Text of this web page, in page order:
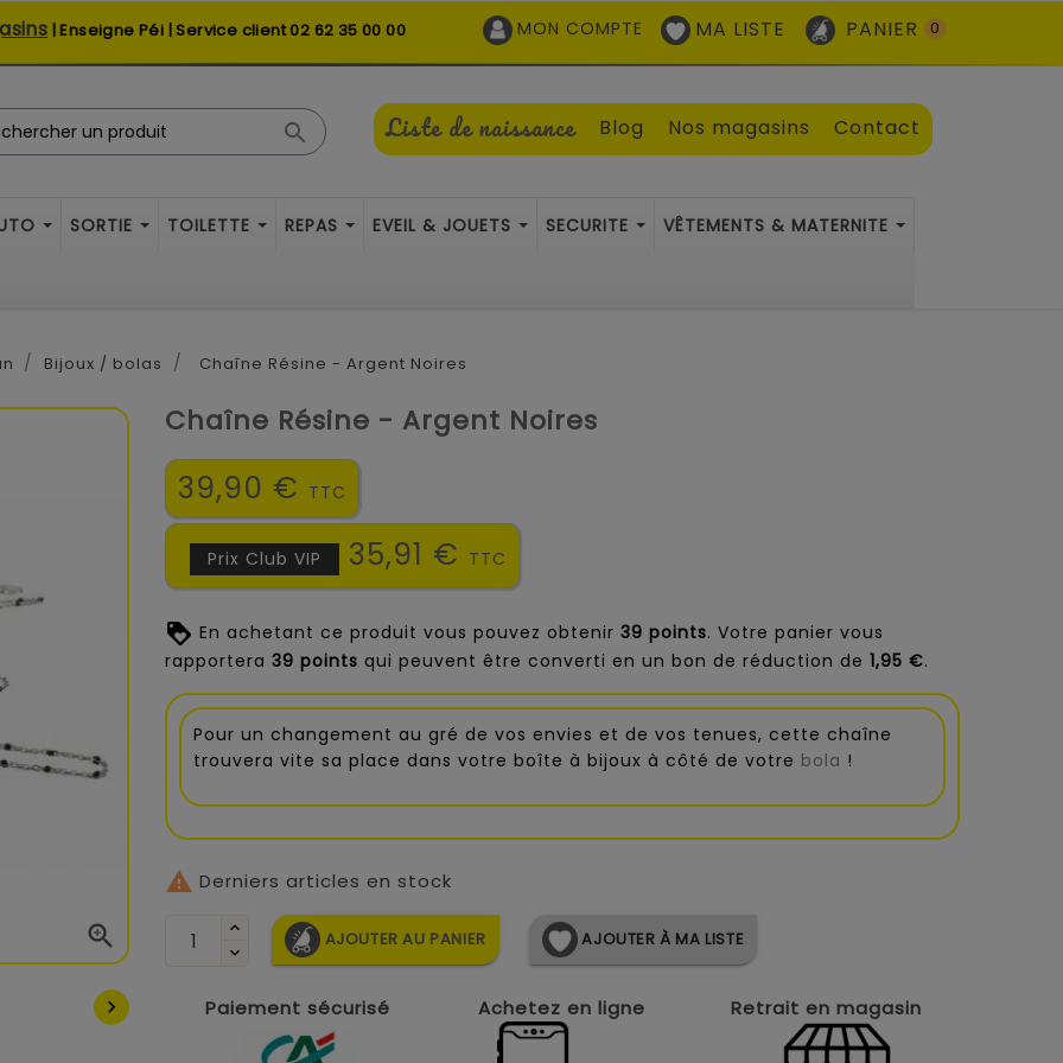
| Enseigne Péi | Service client02 62 35 00 00 MON COMPTE MA LISTE PANIER 0
Liste de naissance Blog Nos magasins Contact

SORTIE TOILETTE REPAS EVEIL & JOUETS SECURITE VÊTEMENTS & MATERNITE
Bijoux / bolas Chaîne Résine - Argent Noires


Chaîne Résine - Argent Noires
39,90 € TTC
Prix Club VIP 35,91 € TTC
En achetant ce produit vous pouvez obtenir 39 points. Votre panier vous
rapportera 39 points qui peuvent être converti en un bon de réduction de 1,95 €.
Pour un changement au gré de vos envies et de vos tenues, cette chaîne
trouvera vite sa place dans votre boîte à bijoux à côté de votre bola !
 Derniers articles en stock
AJOUTER AU PANIER AJOUTER À MA LISTE
Paiement sécurisé Achetez en ligne Retrait en magasin